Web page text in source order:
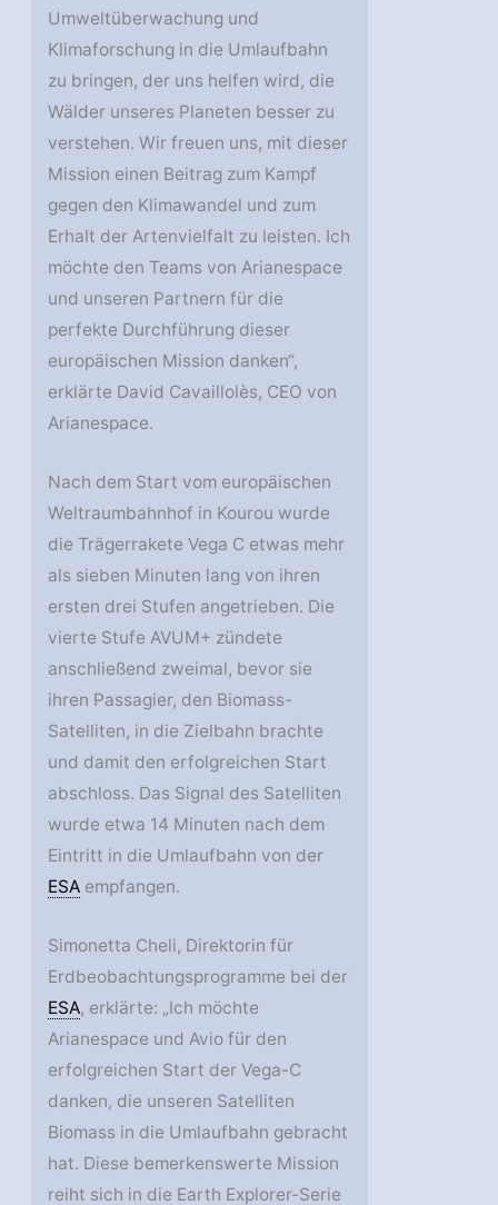
Umweltüberwachung und
Klimaforschung in die Umlaufbahn
zu bringen, der uns helfen wird, die
Wälder unseres Planeten besser zu
verstehen. Wir freuen uns, mit dieser
Mission einen Beitrag zum Kampf
gegen den Klimawandel und zum
Erhalt der Artenvielfalt zu leisten. Ich
möchte den Teams von Arianespace
und unseren Partnern für die
perfekte Durchführung dieser
europäischen Mission danken“,
erklärte David Cavaillolès, CEO von
Arianespace.
Nach dem Start vom europäischen
Weltraumbahnhof in Kourou wurde
die Trägerrakete Vega C etwas mehr
als sieben Minuten lang von ihren
ersten drei Stufen angetrieben. Die
vierte Stufe AVUM+ zündete
anschließend zweimal, bevor sie
ihren Passagier, den Biomass-
Satelliten, in die Zielbahn brachte
und damit den erfolgreichen Start
abschloss. Das Signal des Satelliten
wurde etwa 14 Minuten nach dem
Eintritt in die Umlaufbahn von der
ESA empfangen.
Simonetta Cheli, Direktorin für
Erdbeobachtungsprogramme bei der
ESA, erklärte: „Ich möchte
Arianespace und Avio für den
erfolgreichen Start der Vega-C
danken, die unseren Satelliten
Biomass in die Umlaufbahn gebracht
hat. Diese bemerkenswerte Mission
reiht sich in die Earth Explorer-Serie